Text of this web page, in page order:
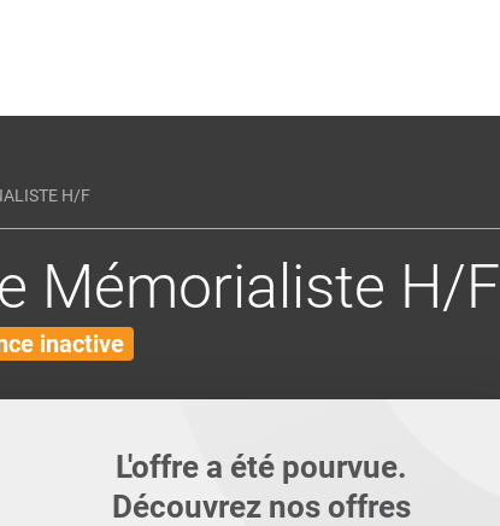
H/F
Mémorialiste H/F
inactive
L'offre a été pourvue.
Découvrez nos offres